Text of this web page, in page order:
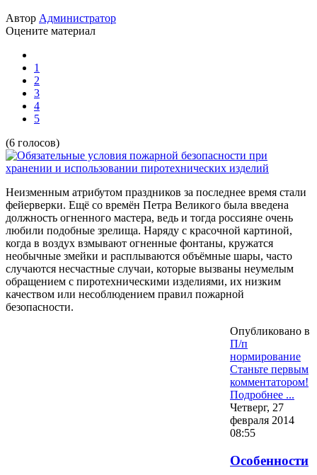
Автор Администратор
Оцените материал
1
2
3
4
5
(6 голосов)
Неизменным атрибутом праздников за последнее время стали
фейерверки. Ещё со времён Петра Великого была введена
должность огненного мастера, ведь и тогда россияне очень
любили подобные зрелища. Наряду с красочной картиной,
когда в воздух взмывают огненные фонтаны, кружатся
необычные змейки и расплываются объёмные шары, часто
случаются несчастные случаи, которые вызваны неумелым
обращением с пиротехническими изделиями, их низким
качеством или несоблюдением правил пожарной
безопасности.
Опубликовано в
П/п
нормирование
Станьте первым
комментатором!
Подробнее ...
Четверг, 27
февраля 2014
08:55
Особенности